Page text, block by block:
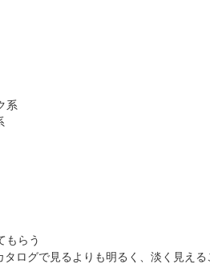
もらう
ログで見るよりも明るく、淡く見え